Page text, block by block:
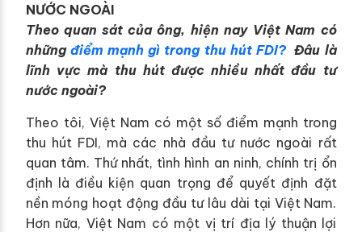
NƯỚC NGOÀI
Theo quan sát của ông, hiện nay Việt Nam có
những điểm mạnh gì trong thu hút FDI?Đâu là
lĩnh vực mà thu hút được nhiều nhất đầu tư
nước ngoài?
Theo tôi, Việt Nam có một số điểm mạnh trong
thu hút FDI, mà các nhà đầu tư nước ngoài rất
quan tâm. Thứ nhất, tình hình an ninh, chính trị ổn
định là điều kiện quan trọng để quyết định đặt
nền móng hoạt động đầu tư lâu dài tại Việt Nam.
Hơn nữa, Việt Nam có một vị trí địa lý thuận lợi